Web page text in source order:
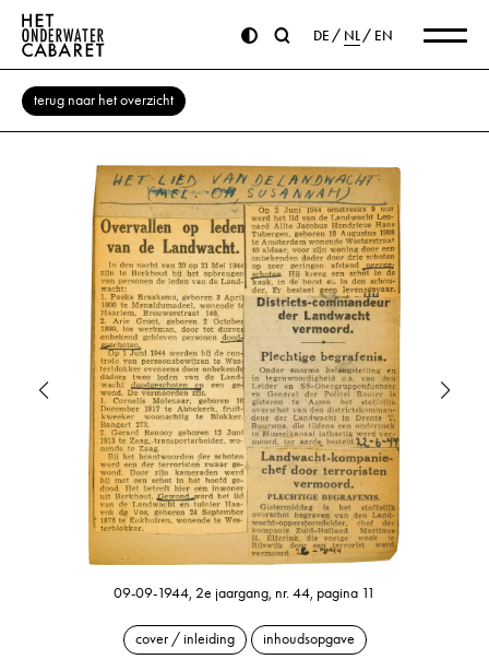
DE NL EN
terug naar het overzicht
09-09-1944, 2e jaargang, nr. 44, pagina 11
cover / inleiding inhoudsopgave